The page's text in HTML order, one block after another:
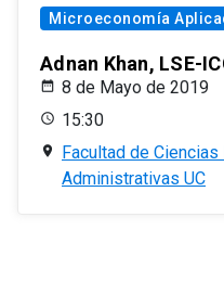
Microeconomía
Adnan Khan, LSE-
8 de Mayo de 2019
15:30
Facultad de
Administrativas UC